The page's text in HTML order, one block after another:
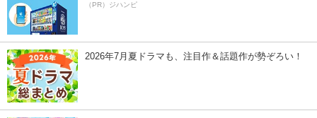
（PR）ジハンピ
2026年7月夏ドラマも、注目作＆話題作が勢ぞろい！